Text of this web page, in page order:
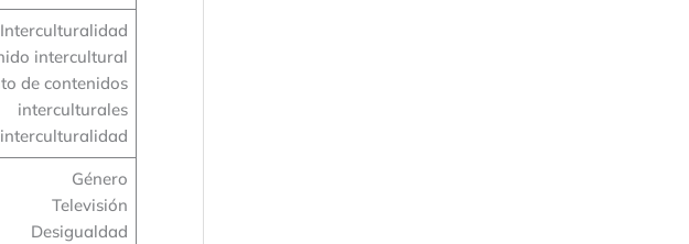
Interculturalidad
intercultural
de contenidos
interculturales
Género
Televisión
Desigualdad